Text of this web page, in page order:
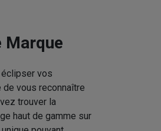
Marque
vos
vous reconnaître
trouver la
haut de gamme sur